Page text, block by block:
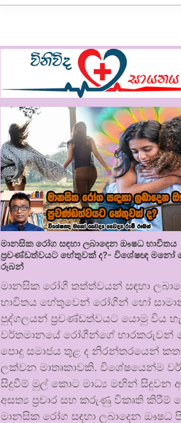
මානසික රෝග සඳහා ලබාදෙන ඖෂධ භාවිතය
ප්‍රචණ්ඩත්වයට හේතුවක් ද?- විශේෂඥ මනෝ
රූබන්
මානසික රෝගී තත්ත්වයන් සඳහා
භාවිතය හේතුවෙන් රෝගීන් හෝ
පුද්ගලයන් ප්‍රචණ්ඩත්වයට යොමු විය
වර්තමානයේ රෝගීන්ගේ භාරකරුවන්
පොදු සමාජය තුළ ද නිරන්තරයෙන්
ලක්වන මාතෘකාවකි. විශේෂයෙන්ම
සිදුවීම් මුල් කොට මාධ්‍ය මඟින් සිදුවන
අසත්‍ය ප්‍රචාර සහ කරුණු විකෘති කිරීම්
මානසික රෝග සඳහා ලබාදෙන ඖෂධ